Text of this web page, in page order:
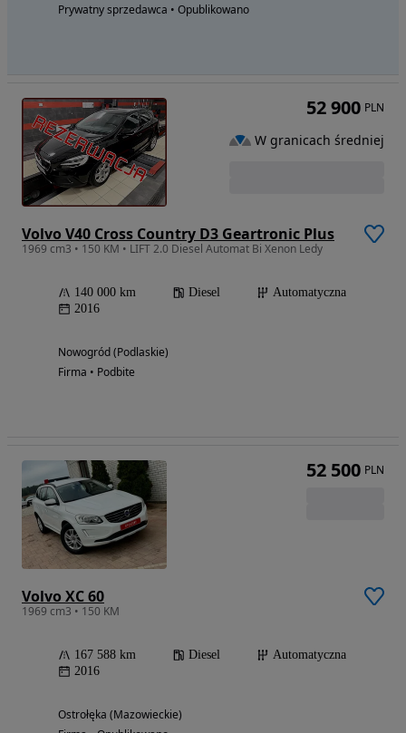
Prywatny sprzedawca • Opublikowano
Volvo V40 Cross Country D3 Geartronic Plus
1969 cm3 • 150 KM • LIFT 2.0 Diesel Automat Bi Xenon Ledy
140 000 km Diesel
Automatyczna
2016
Nowogród (Podlaskie)
Firma • Podbite
52 900 PLN
W granicach średniej
Volvo XC 60
1969 cm3 • 150 KM
167 588 km Diesel
Automatyczna
2016
Ostrołęka (Mazowieckie)
52 500 PLN